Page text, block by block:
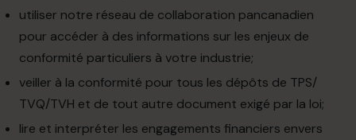
utiliser notre réseau de collaboration pancanadien
pour accéder à des informations sur les enjeux de
conformité particuliers à votre industrie;
veiller à la conformité pour tous les dépôts de TPS/
TVQ/TVH et de tout autre document exigé par la loi;
lire et interpréter les engagements financiers envers